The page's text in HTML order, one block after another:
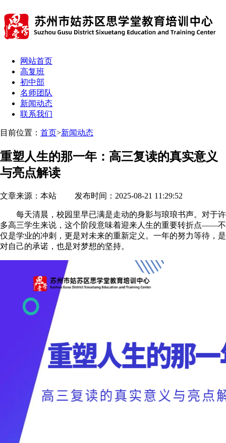
网站首页
高复班
初中部
名师团队
新闻动态
联系我们
目前位置： 首页>新闻动态
重塑人生的那一年：高三复读的真实意义
与亮点解读
文章来源：本站 发布时间：2025-08-21 11:29:52
每天清晨，校园里早已满是走动的身影与琅琅书声。对于许
多高三学生来说，这个阶段意味着迎来人生的重要转折点——不
仅是学业的冲刺，更是对未来的重新定义。一年的努力等待，是
对自己的承诺，也是对梦想的坚持。